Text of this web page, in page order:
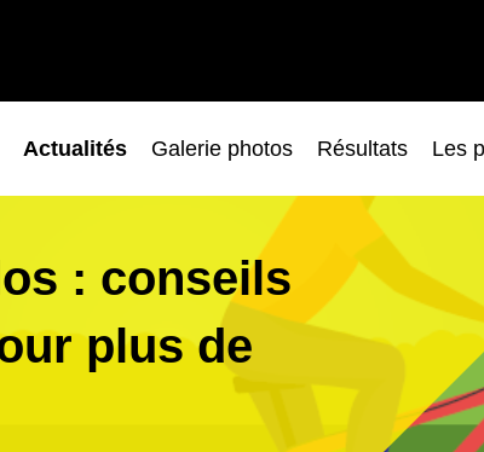
Actualités Galerie photos Résultats Les
: conseils
plus de